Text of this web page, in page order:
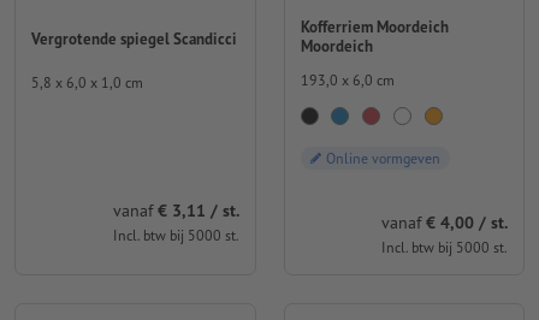
Vergrotende spiegel Scandicci
5,8 x 6,0 x 1,0 cm
vanaf€ 3,11 / st.
Incl. btw bij 5000 st.
Kofferriem Moordeich
Moordeich
193,0 x 6,0 cm
Online vormgeven
vanaf€ 4,00 / st.
Incl. btw bij 5000 st.